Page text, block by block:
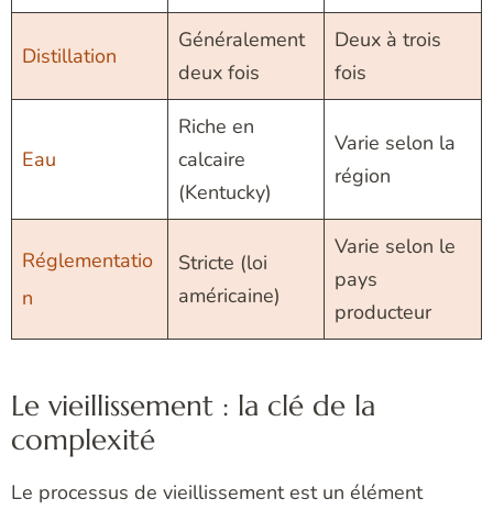
Distillation
Généralement
deux fois
Deux à trois
fois
Eau
Riche en
calcaire
(Kentucky)
Varie selon la
région
Réglementatio
n
Stricte (loi
américaine)
Varie selon le
pays
producteur
Le vieillissement : la clé de la
complexité
Le processus de vieillissement est un élément